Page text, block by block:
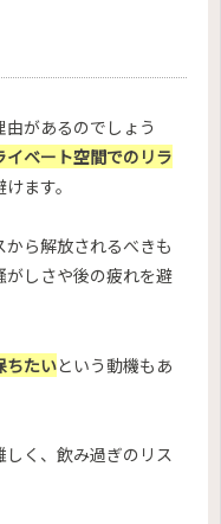
があるのでしょう
イベート空間でのリラ
ます。
ら解放されるべきも
しさや後の疲れを避
ちたいという動機もあ
く、飲み過ぎのリス